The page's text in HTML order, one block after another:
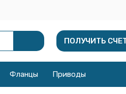
ПОЛУЧИТЬ
Фланцы Приводы